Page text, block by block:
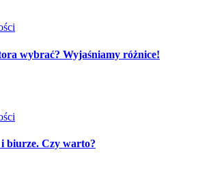
wybrać? Wyjaśniamy różnice!
biurze. Czy warto?